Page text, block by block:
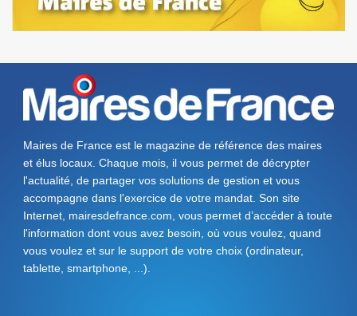
Maires de France est le magazine de référence des maires
et élus locaux. Chaque mois, il vous permet de décrypter
l'actualité, de partager vos solutions de gestion et vous
accompagne dans l'exercice de votre mandat. Son site
Internet, mairesdefrance.com, vous permet d’accéder à toute
l'information dont vous avez besoin, où vous voulez, quand
vous voulez et sur le support de votre choix (ordinateur,
tablette, smartphone, ...).